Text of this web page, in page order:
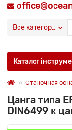
Все категории
Каталог
Станочная
Цанга типа
DIN6499 к